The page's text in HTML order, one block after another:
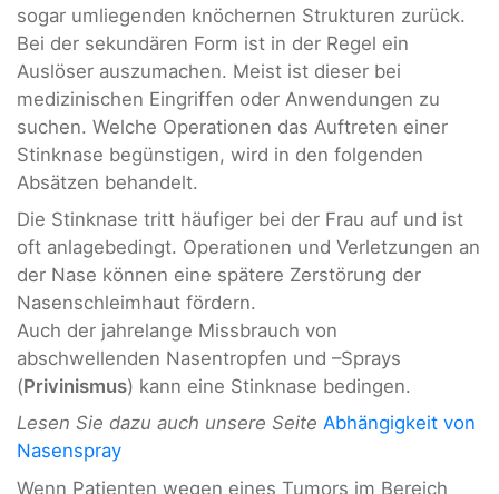
sogar umliegenden knöchernen Strukturen zurück.
Bei der sekundären Form ist in der Regel ein
Auslöser auszumachen. Meist ist dieser bei
medizinischen Eingriffen oder Anwendungen zu
suchen. Welche Operationen das Auftreten einer
Stinknase begünstigen, wird in den folgenden
Absätzen behandelt.
Die Stinknase tritt häufiger bei der Frau auf und ist
oft anlagebedingt. Operationen und Verletzungen an
der Nase können eine spätere Zerstörung der
Nasenschleimhaut fördern.
Auch der jahrelange Missbrauch von
abschwellenden Nasentropfen und –Sprays
(Privinismus) kann eine Stinknase bedingen.
Lesen Sie dazu auch unsere Seite Abhängigkeit von
Nasenspray
Wenn Patienten wegen eines Tumors im Bereich